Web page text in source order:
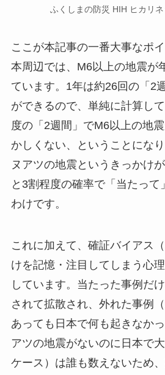
ふくしまの防災 HIH ヒカリ
ここが本記事の一番大事なポ
本周辺では、M6以上の地震が
ています。1年は約26回の「2
ができるので、単純に計算し
度の「2週間」でM6以上の地
かしくない、ということにな
ヌアツの地震というきっかけ
と3割程度の確率で「当たって
わけです。
これに加えて、確証バイアス
けを記憶・注目してしまう心
しています。当たった事例だ
されて拡散され、外れた事例
あっても日本で何も起きなか
アツの地震がないのに日本で
ケース）は誰も数えないため